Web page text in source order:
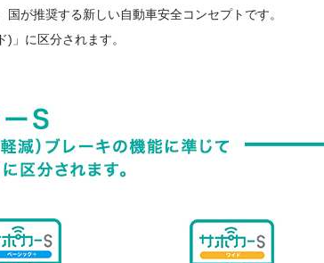
が推奨する新しい自動車安全コンセプトです。
」に区分されます。